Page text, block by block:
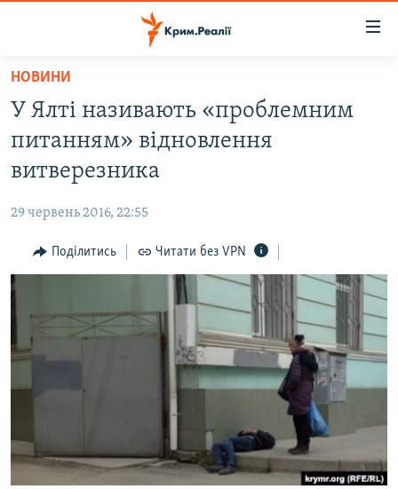
Перейти
основного
матеріалу
до
основної
навігації
Перейти
до
пошуку
БЛОГИ
ПОГЛЯД
ВСЕ ЗА ДЕНЬ
СПЕЦПРОЕКТИ
СВІДЧЕННЯ ОКУПАЦІЇ
УКРАЇНСЬКА ПРОБЛЕМА КРИМУ
Qırımtatar
НОВИНИ
У Ялті називають «проблемним
питанням» відновлення
витверезника
29 червень 2016, 22:55
Поділитись Читати без VPN